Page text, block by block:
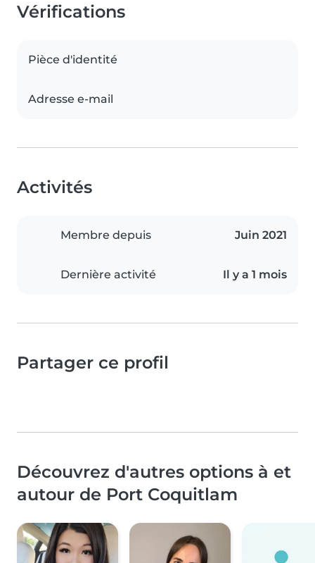
Vérifications
Pièce d'identité
Adresse e-mail
Activités
Membre depuis Juin 2021
Dernière activité Il y a 1 mois
Partager ce profil
Découvrez d'autres options à et
autour de Port Coquitlam